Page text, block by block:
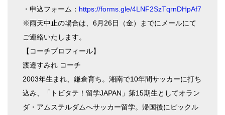
・申込フォーム： https://forms.gle/4LNF2SzTqrnDHpAf7
※雨天中止の場合は、6月26日（金）までにメールにて
ご連絡いたします。
【コーチプロフィール】
渡邉すみれ コーチ
2003年生まれ、鎌倉育ち。湘南で10年間サッカーに打ち
込み、「トビタテ！留学JAPAN」第15期生としてオラン
ダ・アムステルダムへサッカー留学。帰国後にピックル